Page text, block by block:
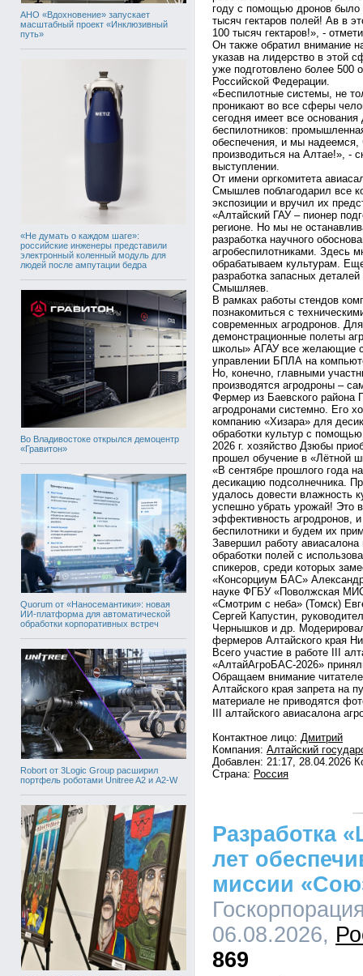
АНО «Вдохновение» запускает
масштабный проект «Инклюзивный
путь»
«Не думать о каждом шаге»:
российские инженеры представили
электронный коленный модуль для
людей после ампутации бедра
Во Владивостоке открылся демоцентр
«Гравитон»
Quorum от «Наносемантики»: новая
ИИ-платформа для автоматической
обработки корпоративных встреч
Robort от 3Logic Group расширил
портфель роботами Unitree A2 и A2-W
году с помощью дронов было
тысяч гектаров полей! Ав в
100 тысяч гектаров!», -
Он также обратил внимание
указав на лидерство в этой
уже подготовлено более 500
Российской Федерации.
«Беспилотные системы, не
проникают во все сферы
сегодня имеет все
беспилотников:
обеспечения, и мы надеемся,
производиться на Алтае!», -
выступлении.
От имени оргкомитета
Смышлев поблагодарил все
экспозиции и вручил их
«Алтайский ГАУ – пионер
регионе. Но мы не
разработка научного
агробеспилотниками. Здесь
обрабатываем культурам.
разработка запасных
Смышляев.
В рамках работы стендов
познакомиться с
современных агродронов.
демонстрационные полеты
школы» АГАУ все желающие
управлении БПЛА на
Но, конечно, главными
производятся агродроны –
Фермер из Баевского
агродронами системно. Его
компанию «Хизара» для
обработки культур с
2026 г. хозяйство Дзюбы
прошел обучение в «Лётной
«В сентябре прошлого года
десикацию подсолнечника.
удалось довести влажность
успешно убрать урожай! Это
эффективность агродронов,
беспилотники и будем их
Завершил работу авиасалона
обработки полей с
спикеров, среди которых
«Консорциум БАС»
науке ФГБУ «Поволжская
«Смотрим с неба» (Томск)
Сергей Капустин,
Чернышков и др.
фермеров Алтайского края
Всего участие в работе III
«АлтайАгроБАС-2026»
Обращаем внимание
Алтайского края запрета
материале не приводятся
III алтайского авиасалона
Контактное лицо: Дмитрий
Компания: Алтайский
Добавлен: 21:17, 28.04.2026
Страна: Россия
Разработка
лет
миссии
06.08.2026,
869